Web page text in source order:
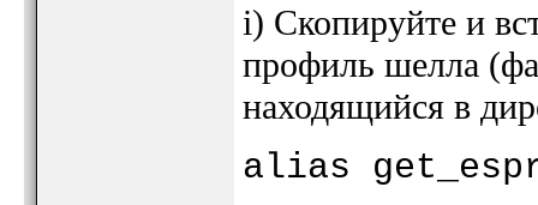
i) Скопируйте и
профиль шелла
находящийся в
alias